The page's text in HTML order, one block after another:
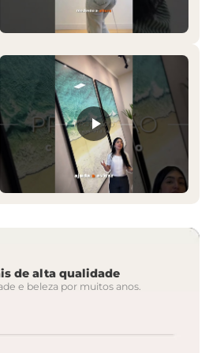
de alta qualidade
e beleza por muitos anos.